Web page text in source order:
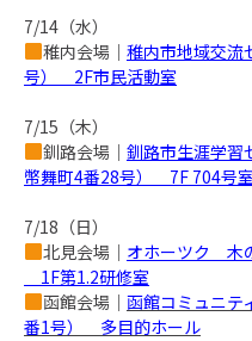
7/14 （水）
稚内会場｜ 稚内市地域交流
号） 2F市民活動室
7/15 （木）
釧路会場｜ 釧路市生涯学習
幣舞町4番28号） 7F 704号室
7/18 （日）
北見会場｜ オホーツク 木
1F第1.2研修室
函館会場｜ 函館コミュニテ
番1号） 多目的ホール